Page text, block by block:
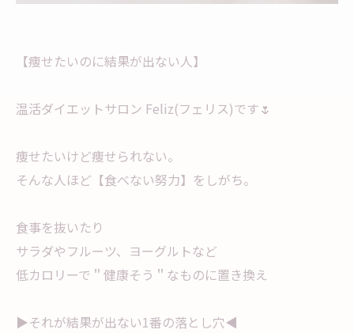
【痩せたいのに結果が出ない人】
温活ダイエットサロン Feliz(フェリス)です🌷
痩せたいけど痩せられない。
そんな人ほど【食べない努力】をしがち。
食事を抜いたり
サラダやフルーツ、ヨーグルトなど
低カロリーで＂健康そう＂なものに置き換え
▶︎それが結果が出ない1番の落とし穴◀︎